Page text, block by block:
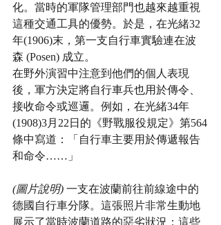
化。當時的軍隊管理部門也越來越重視
這種交通工具的優勢。於是，在光緒32
年(1906)末，第一支自行車實驗連在波
森 (Posen) 成立。
在野外演習中注意到他們的個人表現
後，軍方決定將自行車兵也用於傳令、
接收命令或巡邏。例如，在光緒34年
(1908)3月22日的《野戰服役規定》第564
條中寫道：「自行車主要用於傳遞報告
和命令……」
(圖片說明) 一支在波蘭前往前線途中的
德國自行車分隊。這張照片非常生動地
展示了當時波蘭道路的惡劣狀況；這些